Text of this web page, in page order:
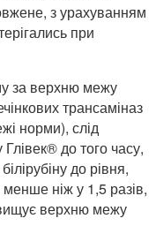
з урахуванням
при
за верхню межу
трансаміназ
норми), слід
до того часу,
до рівня,
ніж у 1,5 разів,
верхню межу